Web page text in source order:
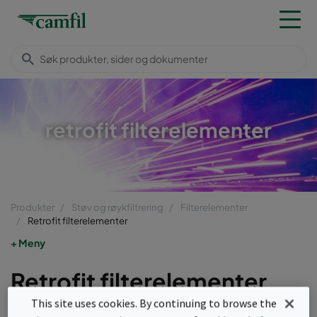
retrofit filterelementer
Produkter Støv og røykfiltrering
Filterelementer
Retrofit filterelementer
Meny
Retrofit filterelementer
Camfil tilbyr et bredt utvalg av høykvalitets
This site uses cookies. By continuing to browse the